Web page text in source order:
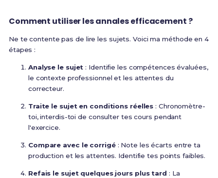
Comment utiliser les annales efficacement ?
Ne te contente pas de lire les sujets. Voici ma méthode en 4
étapes :
Analyse le sujet : Identifie les compétences évaluées,
le contexte professionnel et les attentes du
correcteur.
Traite le sujet en conditions réelles : Chronomètre-
toi, interdis-toi de consulter tes cours pendant
l'exercice.
Compare avec le corrigé: Note les écarts entre ta
production et les attentes. Identifie tes points faibles.
Refais le sujet quelques jours plus tard : La